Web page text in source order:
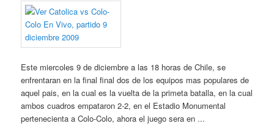
Este miercoles 9 de diciembre a las 18 horas de Chile, se
enfrentaran en la final final dos de los equipos mas populares de
aquel pais, en la cual es la vuelta de la primeta batalla, en la cual
ambos cuadros empataron 2-2, en el Estadio Monumental
pertenecienta a Colo-Colo, ahora el juego sera en ...